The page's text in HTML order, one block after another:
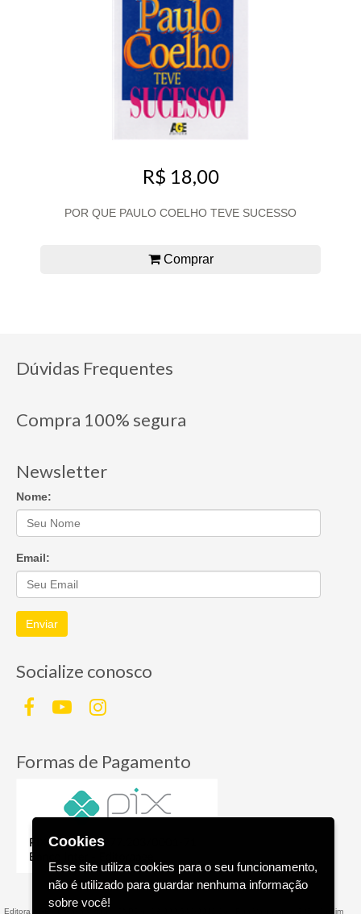
R$ 18,00
POR QUE PAULO COELHO TEVE SUCESSO
Comprar
Dúvidas Frequentes
Compra 100% segura
Newsletter
Nome:
Email:
Enviar
Socialize conosco
Formas de Pagamento
Editora AGE - Livraria Virtual - CNPJ n° 13.099.540/0001-16 - Rua Valparaíso, 285 - Jardim
Cookies
Esse site utiliza cookies para o seu funcionamento,
não é utilizado para guardar nenhuma informação
sobre você!